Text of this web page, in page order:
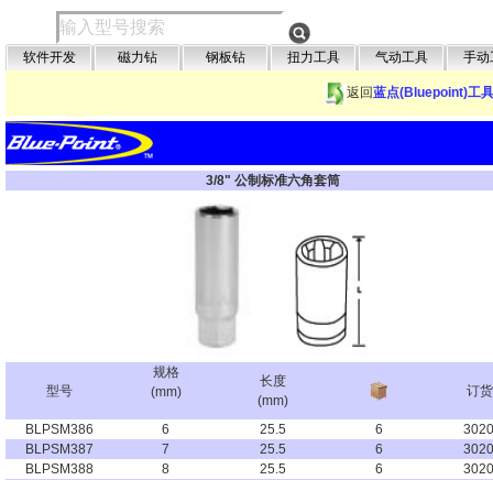
软件开发 磁力钻 钢板钻 扭力工具 气动工具 手动
返回蓝点(Bluepoint)工具
3/8" 公制标准六角套筒
型号
规格
(mm)
长度
(mm)
订
BLPSM386 6 25.5 6
BLPSM387
7 25.5 6
BLPSM388
8 25.5 6